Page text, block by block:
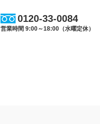
0120-33-0084
営業時間 9:00～18:00（水曜定休）